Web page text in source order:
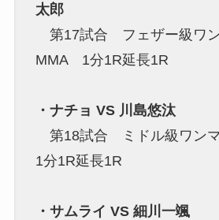
太郎
第17試合 フェザー級ワ
MMA 1分1R延長1R
・ナチョ VS 川島悠汰
第18試合 ミドル級ワン
1分1R延長1R
・サムライ VS 細川一颯